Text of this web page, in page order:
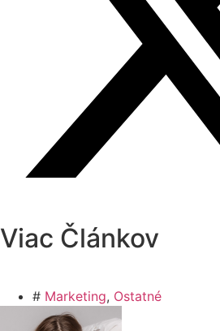
Viac Článkov
# Marketing, Ostatné